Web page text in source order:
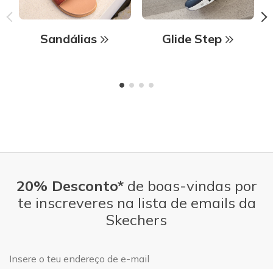
Sandálias Glide Step
20% Desconto*de boas-vindas por
te inscreveres na lista de emails da
Skechers
Endereço de e-mail